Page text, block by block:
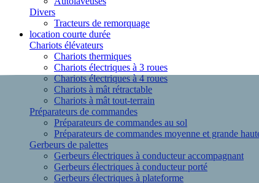
Divers
Tracteurs de remorquage
location courte durée
Chariots élévateurs
Chariots thermiques
Chariots électriques à 3 roues
Chariots électriques à 4 roues
Chariots à mât rétractable
Chariots à mât tout-terrain
Préparateurs de commandes
Préparateurs de commandes au sol
Préparateurs de commandes moyenne et grande
Gerbeurs de palettes
Gerbeurs électriques à conducteur accompagnant
Gerbeurs électriques à conducteur porté
Gerbeurs électriques à plateforme